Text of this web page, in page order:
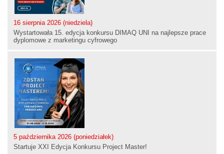
16 sierpnia 2026 (niedziela)
Wystartowała 15. edycja konkursu DIMAQ UNI na najlepsze prace
dyplomowe z marketingu cyfrowego
5 października 2026 (poniedziałek)
Startuje XXI Edycja Konkursu Project Master!